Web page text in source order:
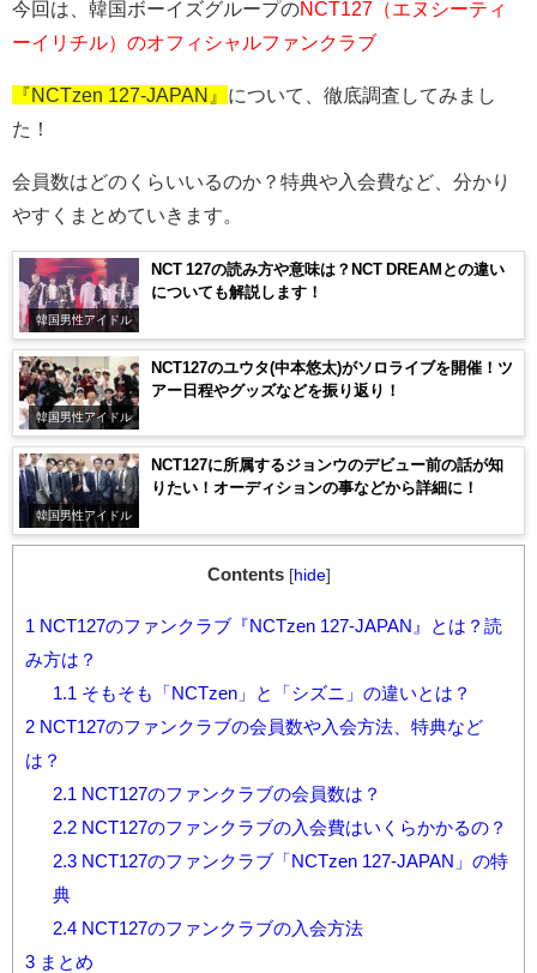
今回は、韓国ボーイズグループのNCT127（エヌシーティ
ーイリチル）のオフィシャルファンクラブ
『NCTzen 127-JAPAN』 について、徹底調査してみまし
た！
会員数はどのくらいいるのか？特典や入会費など、分かり
やすくまとめていきます。
韓国男性アイドル
NCT 127の読み方や意味は？NCT DREAMとの違い
についても解説します！
韓国男性アイドル
NCT127のユウタ(中本悠太)がソロライブを開催！ツ
アー日程やグッズなどを振り返り！
韓国男性アイドル
NCT127に所属するジョンウのデビュー前の話が知
りたい！オーディションの事などから詳細に！
Contents [hide]
1 NCT127のファンクラブ『NCTzen 127-JAPAN』とは？読
み方は？
1.1 そもそも「NCTzen」と「シズニ」の違いとは？
2 NCT127のファンクラブの会員数や入会方法、特典など
は？
2.1 NCT127のファンクラブの会員数は？
2.2NCT127のファンクラブの入会費はいくらかかるの？
2.3NCT127のファンクラブ「NCTzen 127-JAPAN」の特
典
2.4NCT127のファンクラブの入会方法
3 まとめ